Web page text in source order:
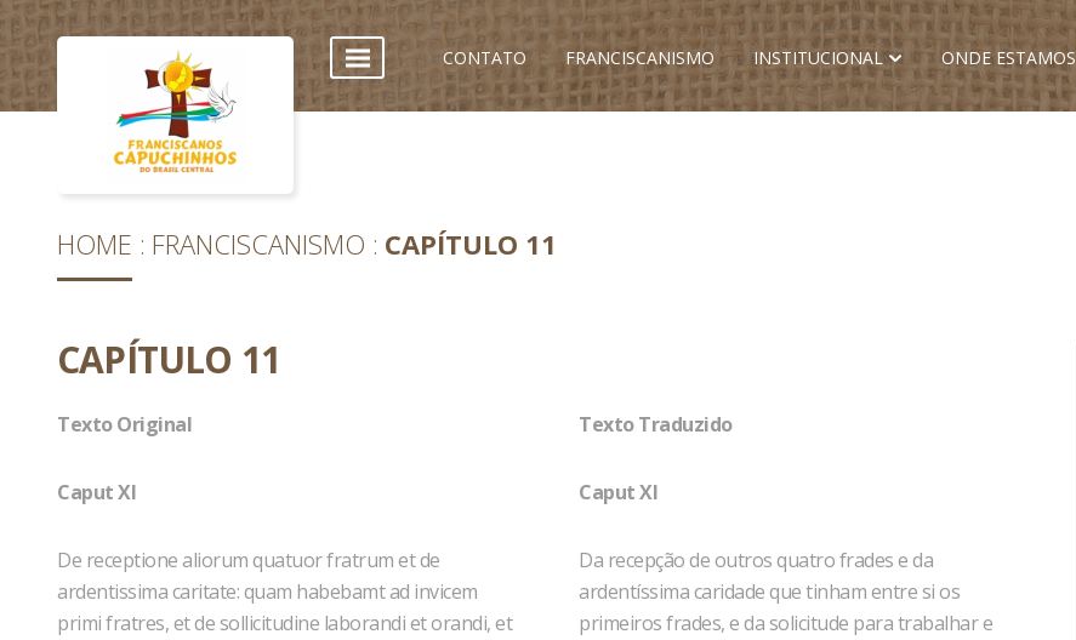
CONTATO FRANCISCANISMO INSTITUCIONAL ONDE ESTAMOS
HOME FRANCISCANISMO CAPÍTULO 11
CAPÍTULO 11
Texto Original
Caput XI
De receptione aliorum quatuor fratrum et de
ardentissima caritate: quam habebamt ad invicem
primi fratres, et de sollicitudine laborandi et orandi, et
Texto Traduzido
Caput XI
Da recepção de outros quatro frades e da
ardentíssima caridade que tinham entre si os
primeiros frades, e da solicitude para trabalhar e